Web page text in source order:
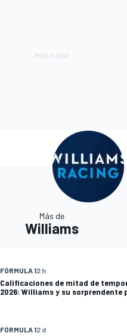
Más de
Williams
FÓRMULA 12 h
Calificaciones de mitad de
2026: Williams y su sorprendente
FÓRMULA 12 d